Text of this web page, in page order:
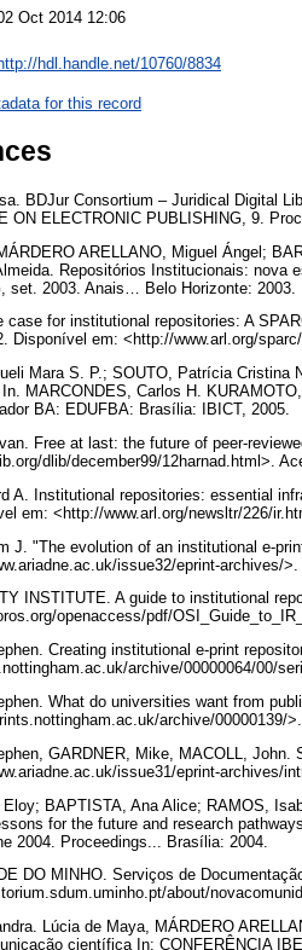
Oct 2014 12:06
http://hdl.handle.net/10760/8834
for this record
BDJur Consortium – Juridical Digital
ON ELECTRONIC PUBLISHING, 9.
ARELLANO, Miguel Ángel;
Repositórios Institucionais: nova
set. 2003. Anais… Belo Horizonte: 2003.
case for institutional repositories: A
Disponível em: <http://www.arl.org/
Mara S. P.; SOUTO, Patrícia
MARCONDES, Carlos H.
BA: EDUFBA: Brasília: IBICT, 2005.
Free at last: the future of peer-
dlib/december99/12harnad.html>.
A. Institutional repositories: essential
em: <http://www.arl.org/newsltr/226/
J. "The evolution of an institutional e-
issue32/eprint-archives/
INSTITUTE. A guide to institutional
openaccess/pdf/
Creating institutional e-print
archive/00000064/00/
What do universities want from
archive/00000139/
GARDNER, Mike, MACOLL,
issue31/eprint-archives/
Eloy; BAPTISTA, Ana Alice; RAMOS,
for the future and research
2004. Proceedings... Brasília: 2004.
DO MINHO. Serviços de
about/
Lúcia de Maya, MÁRDERO
científica In: CONFERÊNCIA